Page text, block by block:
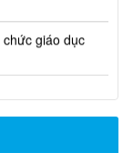
giáo dục